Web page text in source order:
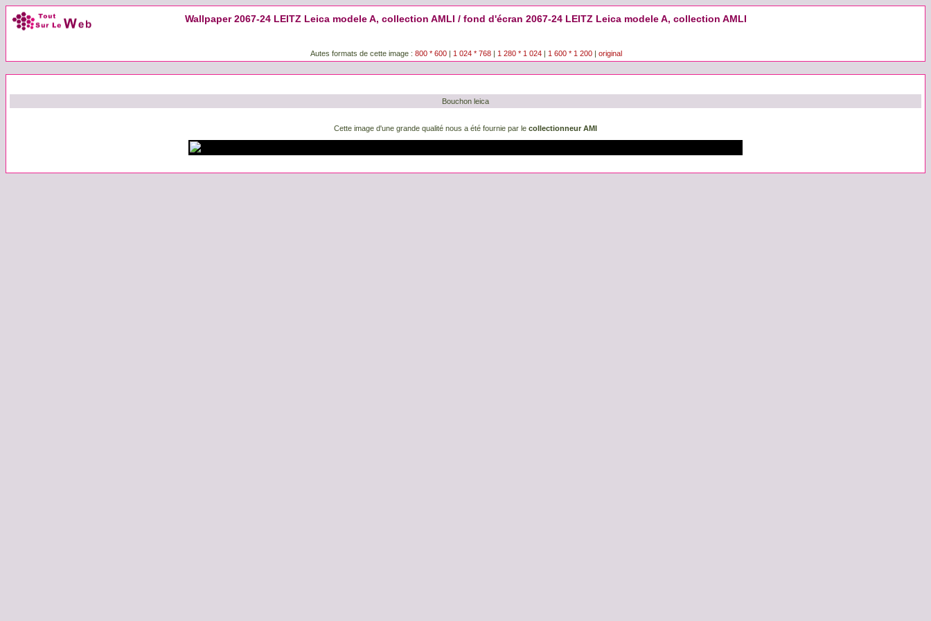
Wallpaper 2067-24 LEITZ Leica modele A, collection AMLI / fond d'écran 2067-24 LEITZ Leica modele A, collection AMLI
Autes formats de cette image : 800 * 600| 1 024 * 768 | 1 280 * 1 024| 1 600 * 1 200| original
Bouchon leica
Cette image d'une grande qualité nous a été fournie par le collectionneur AMI